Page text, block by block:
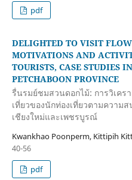
pdf
DELIGHTED TO VISIT
MOTIVATIONS AND
TOURISTS, CASE STUDIES
PETCHABOON PROVINCE
รื่นรมย์ชมสวนดอกไม้: การวิเคร
เที่ยวของนักท่องเที่ยวตามความ
เชียงใหม่และเพชรบูรณ์
Kwankhao Poonperm, Kittipih
40-56
pdf